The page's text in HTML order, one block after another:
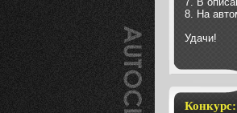
8. На
Удачи!
Конкурс: